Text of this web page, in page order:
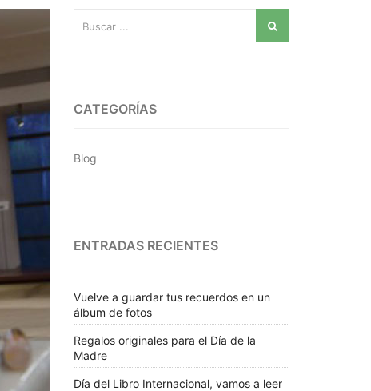
CATEGORÍAS
Blog
ENTRADAS RECIENTES
Vuelve a guardar tus recuerdos en un
álbum de fotos
Regalos originales para el Día de la
Madre
Día del Libro Internacional, vamos a leer